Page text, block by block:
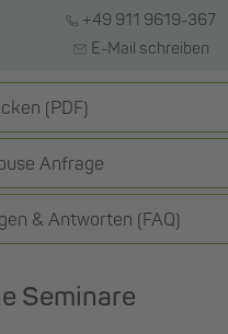
+49 911 9619-367
E-Mail schreiben
(PDF)
Anfrage
& Antworten (FAQ)
Seminare